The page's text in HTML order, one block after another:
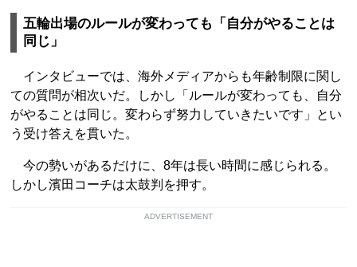
五輪出場のルールが変わっても「自分がやることは
同じ」
インタビューでは、海外メディアからも年齢制限に関し
ての質問が相次いだ。しかし「ルールが変わっても、自分
がやることは同じ。変わらず努力していきたいです」とい
う受け答えを貫いた。
今の勢いがあるだけに、8年は長い時間に感じられる。
しかし濱田コーチは太鼓判を押す。
ADVERTISEMENT